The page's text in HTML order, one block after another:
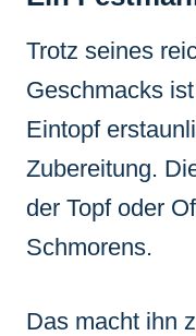
Trotz seines
Geschmacks
Eintopf
Zubereitung.
der Topf oder
Schmorens.
Das macht ihn